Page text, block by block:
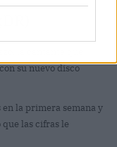
su nuevo disco
en la primera semana y
las cifras le